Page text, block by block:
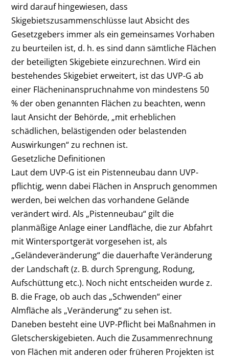
wird darauf hingewiesen, dass
Skigebietszusammenschlüsse laut Absicht des
Gesetzgebers immer als ein gemeinsames Vorhaben
zu beurteilen ist, d. h. es sind dann sämtliche Flächen
der beteiligten Skigebiete einzurechnen. Wird ein
bestehendes Skigebiet erweitert, ist das UVP-G ab
einer Flächeninanspruchnahme von mindestens 50
% der oben genannten Flächen zu beachten, wenn
laut Ansicht der Behörde, „mit erheblichen
schädlichen, belästigenden oder belastenden
Auswirkungen“ zu rechnen ist.
Gesetzliche Definitionen
Laut dem UVP-G ist ein Pistenneubau dann UVP-
pflichtig, wenn dabei Flächen in Anspruch genommen
werden, bei welchen das vorhandene Gelände
verändert wird. Als „Pistenneubau“ gilt die
planmäßige Anlage einer Landfläche, die zur Abfahrt
mit Wintersportgerät vorgesehen ist, als
„Geländeveränderung“ die dauerhafte Veränderung
der Landschaft (z. B. durch Sprengung, Rodung,
Aufschüttung etc.). Noch nicht entscheiden wurde z.
B. die Frage, ob auch das „Schwenden“ einer
Almfläche als „Veränderung“ zu sehen ist.
Daneben besteht eine UVP-Pflicht bei Maßnahmen in
Gletscherskigebieten. Auch die Zusammenrechnung
von Flächen mit anderen oder früheren Projekten ist